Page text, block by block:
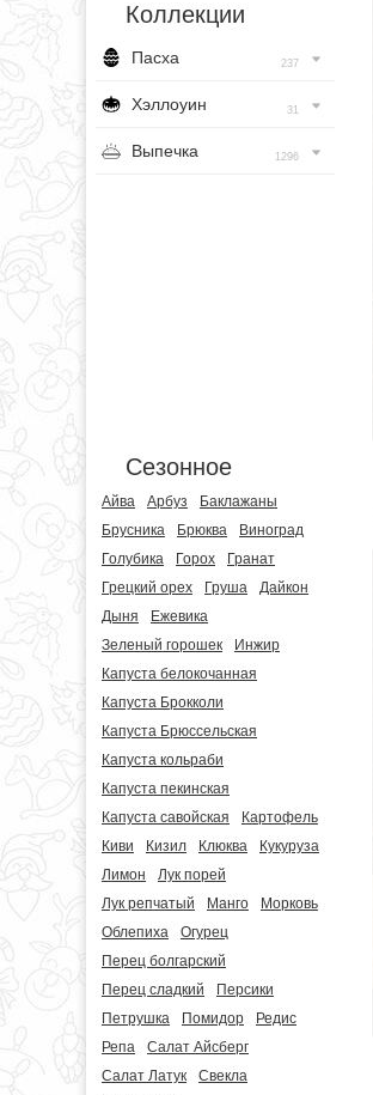
Коллекции
Пасха 237
Хэллоуин 31
Выпечка 1296
Сезонное
Айва Арбуз
Баклажаны
Брусника
Брюква
Виноград
Голубика
Горох
Гранат
Грецкий орех
Груша
Дайкон
Дыня
Ежевика
Зеленый горошек
Инжир
Капуста белокочанная
Капуста Брокколи
Капуста Брюссельская
Капуста кольраби
Капуста пекинская
Капуста савойская
Картофель
Киви
Кизил Клюква
Кукуруза
Лимон
Лук порей
Лук репчатый
Манго
Морковь
Облепиха
Огурец
Перец болгарский
Перец сладкий
Персики
Петрушка
Помидор
Редис
Репа
Салат Айсберг
Салат Латук
Свекла